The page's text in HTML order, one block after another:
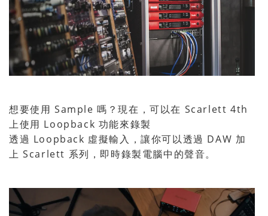
想要使用 Sample 嗎？現在，可以在 Scarlett 4th
上使用 Loopback 功能來錄製
透過 Loopback 虛擬輸入，讓你可以透過 DAW 加
上 Scarlett 系列，即時錄製電腦中的聲音。